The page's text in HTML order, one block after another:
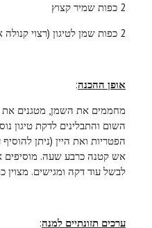
2 כפות שמיר קצוץ
2 כפות שמן לטיגון (רצוי קנולה או זית)
אופן ההכנה:
מחממים את השמן, מטגנים את
השום והתבלינים לדקת טיגון
הפטריות ואת היין (ניתן
אש קטנה כרבע שעה. מוסיפים
לבשל עוד דקה ומגישים. מצוין
ערכים תזונתיים למנה: